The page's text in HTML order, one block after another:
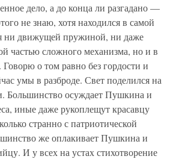
дело, а до конца ли разгадано —
не знаю, хотя находился в самой
ни движущей пружиной, ни даже
частью сложного механизма, но и в
Говорю о том равно без гордости и
умы в разброде. Свет поделился на
Большинство осуждает Пушкина и
иные даже рукоплещут красавцу
странно с патриотической
же оплакивает Пушкина и
И у всех на устах стихотворение